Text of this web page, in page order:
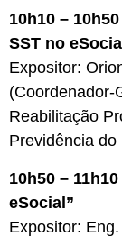
10h10 –
SST no
Expositor:
(Coordenador-
Reabilitação
Previdência
10h50 –
eSocial”
Expositor: